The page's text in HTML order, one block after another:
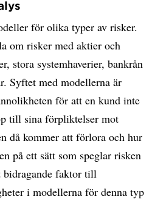
för olika typer av risker.
om risker med aktier och
stora systemhaverier, bankrån
Syftet med modellerna är
för att en kund inte
till sina förpliktelser mot
då kommer att förlora och hur
på ett sätt som speglar risken
bidragande faktor till
i modellerna för denna typ